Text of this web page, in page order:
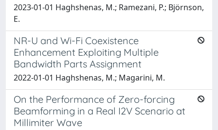
2023-01-01 Haghshenas, M.; Ramezani, P.; Björnson,
E.
NR-U and Wi-Fi Coexistence
Enhancement Exploiting Multiple
Bandwidth Parts Assignment
2022-01-01 Haghshenas, M.; Magarini, M.
On the Performance of Zero-forcing
Beamforming in a Real I2V Scenario at
Millimiter Wave